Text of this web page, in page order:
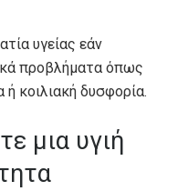
υγείας εάν
προβλήματα όπως
ή κοιλιακή δυσφορία.
μια υγιή